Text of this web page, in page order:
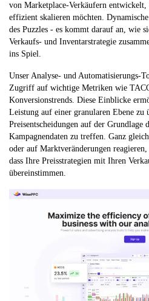
von Marketplace-Verkäufern
effizient skalieren möchten.
des Puzzles - es kommt darauf an, wie
Verkaufs- und Inventarstrategie
ins Spiel.
Unser Analyse- und Automatisierungs-
Zugriff auf wichtige Metriken wie
Konversionstrends. Diese Einblicke
Leistung auf einer granularen Ebene zu
Preisentscheidungen auf der Grundlage
Kampagnendaten zu treffen. Ganz
oder auf Marktveränderungen
dass Ihre Preisstrategien mit Ihren
übereinstimmen.